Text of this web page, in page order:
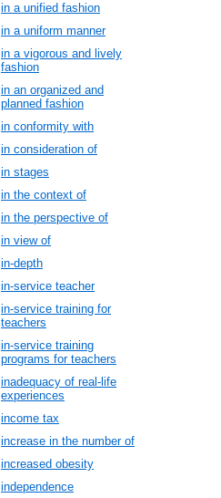
in a unified fashion
in a uniform manner
in a vigorous and lively
fashion
in an organized and
planned fashion
in conformity with
in consideration of
in stages
in the context of
in the perspective of
in view of
in-depth
in-service teacher
in-service training for
teachers
in-service training
programs for teachers
inadequacy of real-life
experiences
income tax
increase in the number of
increased obesity
independence